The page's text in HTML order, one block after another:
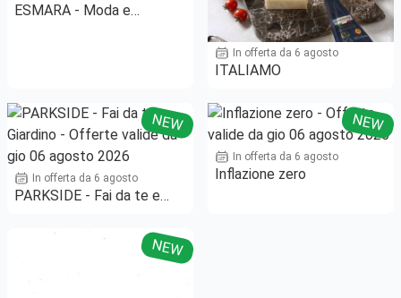
ESMARA - Moda e
In offerta da 6 agosto
ITALIAMO
NEW
In offerta da 6 agosto
PARKSIDE - Fai da te e
NEW
In offerta da 6 agosto
Inflazione zero
NEW